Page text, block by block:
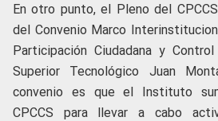
En otro punto, el Pleno del
del Convenio Marco
Participación Ciudadana y
Superior Tecnológico Juan
convenio es que el Instituto
CPCCS para llevar a cabo